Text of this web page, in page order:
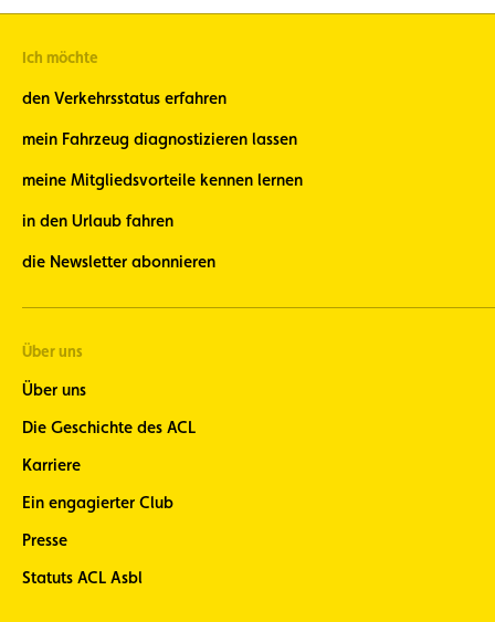
Ich möchte
den Verkehrsstatus erfahren
mein Fahrzeug diagnostizieren lassen
meine Mitgliedsvorteile kennen lernen
in den Urlaub fahren
die Newsletter abonnieren
Über uns
Über uns
Die Geschichte des ACL
Karriere
Ein engagierter Club
Presse
Statuts ACL Asbl